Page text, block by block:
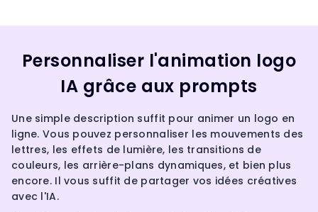
Personnaliser l'animation logo
IA grâce aux prompts
Une simple description suffit pour animer un logo en
ligne. Vous pouvez personnaliser les mouvements des
lettres, les effets de lumière, les transitions de
couleurs, les arrière-plans dynamiques, et bien plus
encore. Il vous suffit de partager vos idées créatives
avec l'IA.